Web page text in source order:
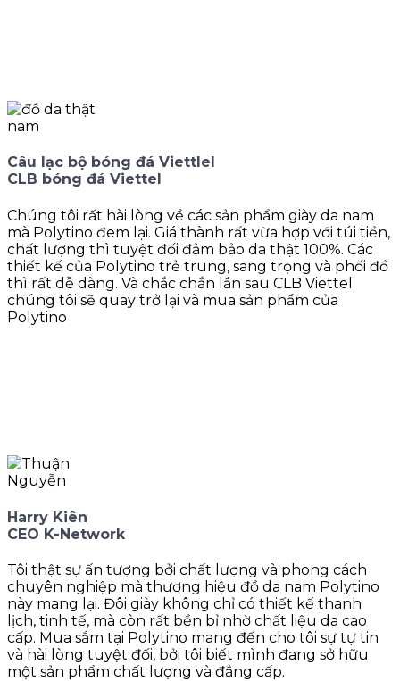
Câu lạc bộ bóng đá Viettlel
CLB bóng đá Viettel
Chúng tôi rất hài lòng về các sản phẩm giày da nam
mà Polytino đem lại. Giá thành rất vừa hợp với túi tiền,
chất lượng thì tuyệt đối đảm bảo da thật 100%. Các
thiết kế của Polytino trẻ trung, sang trọng và phối đồ
thì rất dễ dàng. Và chắc chắn lần sau CLB Viettel
chúng tôi sẽ quay trở lại và mua sản phẩm của
Polytino
Harry Kiên
CEO K-Network
Tôi thật sự ấn tượng bởi chất lượng và phong cách
chuyên nghiệp mà thương hiệu đồ da nam Polytino
này mang lại. Đôi giày không chỉ có thiết kế thanh
lịch, tinh tế, mà còn rất bền bỉ nhờ chất liệu da cao
cấp. Mua sắm tại Polytino mang đến cho tôi sự tự tin
và hài lòng tuyệt đối, bởi tôi biết mình đang sở hữu
một sản phẩm chất lượng và đẳng cấp.